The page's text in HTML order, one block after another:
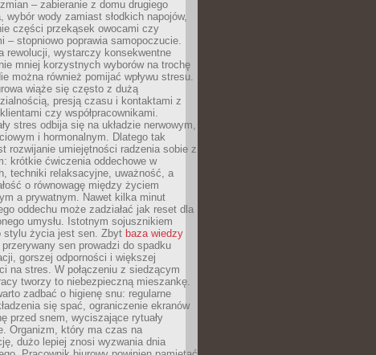
– zabieranie z domu drugiego
wybór wody zamiast słodkich napojów,
części przekąsek owocami czy
– stopniowo poprawia samopoczucie.
rewolucji, wystarczy konsekwentne
mniej korzystnych wyborów na trochę
można również pomijać wpływu stresu.
wiąże się często z dużą
presją czasu i kontaktami z
czy współpracownikami.
stres odbija się na układzie nerwowym,
i hormonalnym. Dlatego tak
rozwijanie umiejętności radzenia sobie z
krótkie ćwiczenia oddechowe w
techniki relaksacyjne, uważność, a
o równowagę między życiem
a prywatnym. Nawet kilka minut
oddechu może zadziałać jak reset dla
umysłu. Istotnym sojusznikiem
stylu życia jest sen. Zbyt baza wiedzy
przerywany sen prowadzi do spadku
gorszej odporności i większej
na stres. W połączeniu z siedzącym
tworzy to niebezpieczną mieszankę.
zadbać o higienę snu: regularne
się spać, ograniczenie ekranów
przed snem, wyciszające rytuały
Organizm, który ma czas na
dużo lepiej znosi wyzwania dnia